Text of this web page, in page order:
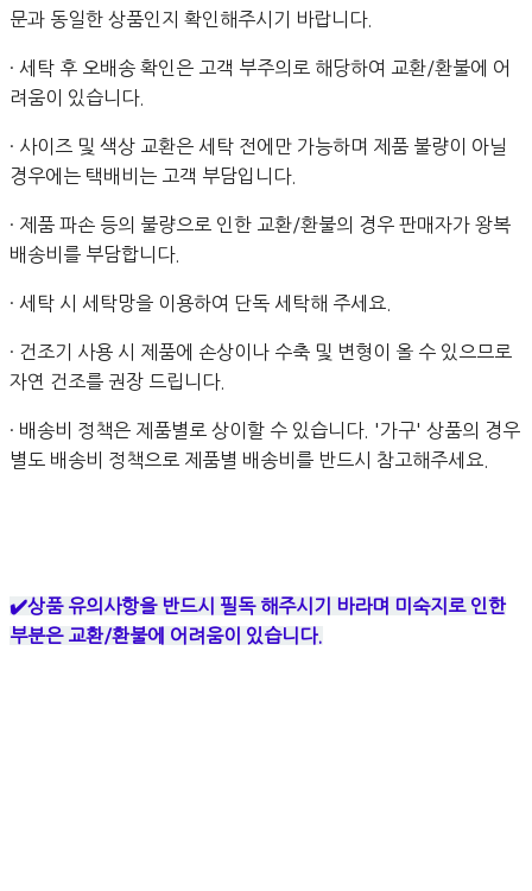
문과 동일한 상품인지 확인해주시기 바랍니다.
· 세탁 후 오배송 확인은 고객 부주의로 해당하여 교환/환불에 어
려움이 있습니다.
· 사이즈 및 색상 교환은 세탁 전에만 가능하며 제품 불량이 아닐
경우에는 택배비는 고객 부담입니다.
· 제품 파손 등의 불량으로 인한 교환/환불의 경우 판매자가 왕복
배송비를 부담합니다.
· 세탁 시 세탁망을 이용하여 단독 세탁해 주세요.
· 건조기 사용 시 제품에 손상이나 수축 및 변형이 올 수 있으므로
자연 건조를 권장 드립니다.
· 배송비 정책은 제품별로 상이할 수 있습니다. '가구' 상품의 경우
별도 배송비 정책으로 제품별 배송비를 반드시 참고해주세요.
✔️상품 유의사항을 반드시 필독 해주시기 바라며 미숙지로 인한
부분은 교환/환불에 어려움이 있습니다.